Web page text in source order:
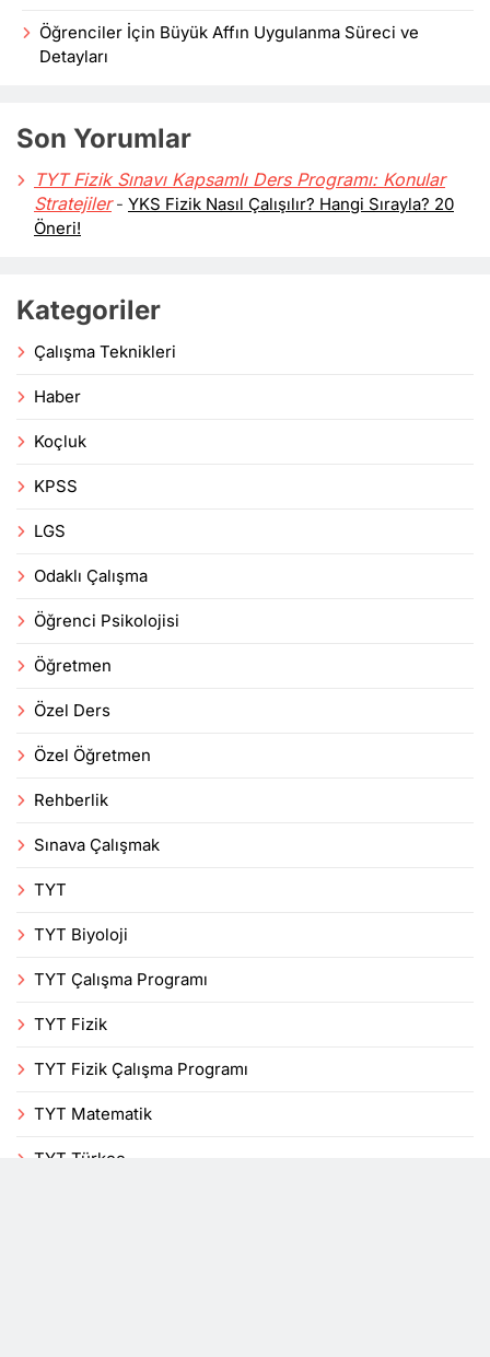
Öğrenciler İçin Büyük Affın Uygulanma Süreci ve
Detayları
Son Yorumlar
TYT Fizik Sınavı Kapsamlı Ders Programı: Konular
Stratejiler- YKS Fizik Nasıl Çalışılır? Hangi Sırayla? 20
Öneri!
Kategoriler
Çalışma Teknikleri
Haber
Koçluk
KPSS
LGS
Odaklı Çalışma
Öğrenci Psikolojisi
Öğretmen
Özel Ders
Özel Öğretmen
Rehberlik
Sınava Çalışmak
TYT
TYT Biyoloji
TYT Çalışma Programı
TYT Fizik
TYT Fizik Çalışma Programı
TYT Matematik
TYT Türkçe